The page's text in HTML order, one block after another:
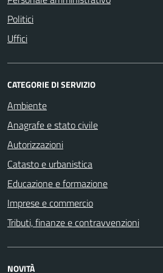
Politici
Uffici
CATEGORIE DI SERVIZIO
Ambiente
Anagrafe e stato civile
Autorizzazioni
Catasto e urbanistica
Educazione e formazione
Imprese e commercio
Tributi, finanze e contravvenzioni
NOVITÀ